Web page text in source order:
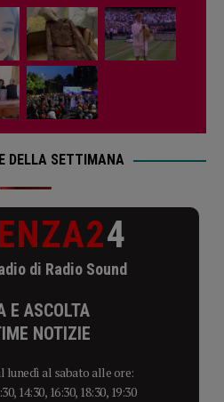
DELLA SETTIMANA
4
di Radio Sound
E ASCOLTA
NOTIZIE
lunedì al sabato alle ore:
14:30, 16:30, 18:30, 19:30